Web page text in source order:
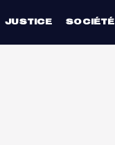
JUSTICE SOCIÉTÉ